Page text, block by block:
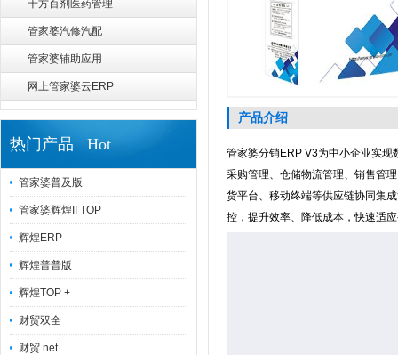
千方百剂医药管理
管家婆汽修汽配
管家婆辅助应用
网上管家婆云ERP
热门产品 Hot
管家婆普及版
管家婆辉煌II TOP
辉煌ERP
辉煌普普版
辉煌TOP +
财贸双全
财贸.net
产品介绍
管家婆分销ERP V3为中小企业实
采购管理、仓储物流管理、销售管
货平台、移动终端等供应链协同集
控，提升效率、降低成本，快速适